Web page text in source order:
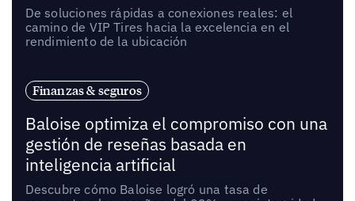
De soluciones rápidas a conexiones reales: el
camino de VIP Tires hacia la excelencia en el
rendimiento de la ubicación
Finanzas & seguros
Baloise optimiza el compromiso con una
gestión de reseñas basada en
inteligencia artificial
Descubre cómo Baloise logró una tasa de